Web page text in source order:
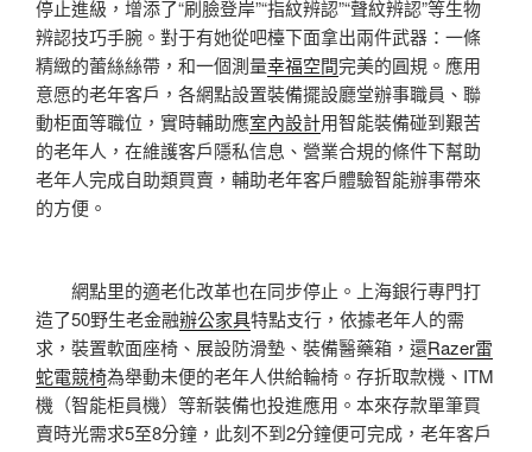
停止進級，增添了“刷臉登岸”“指紋辨認”“聲紋辨認”等生物
辨認技巧手腕。對于有她從吧檯下面拿出兩件武器：一條
精緻的蕾絲絲帶，和一個測量幸福空間完美的圓規。應用
意愿的老年客戶，各網點設置裝備擺設廳堂辦事職員、聯
動柜面等職位，實時輔助應室內設計用智能裝備碰到艱苦
的老年人，在維護客戶隱私信息、營業合規的條件下幫助
老年人完成自助類買賣，輔助老年客戶體驗智能辦事帶來
的方便。
網點里的適老化改革也在同步停止。上海銀行專門打
造了50野生老金融辦公家具特點支行，依據老年人的需
求，裝置軟面座椅、展設防滑墊、裝備醫藥箱，還Razer雷
蛇電競椅為舉動未便的老年人供給輪椅。存折取款機、ITM
機（智能柜員機）等新裝備也投進應用。本來存款單筆買
賣時光需求5至8分鐘，此刻不到2分鐘便可完成，老年客戶